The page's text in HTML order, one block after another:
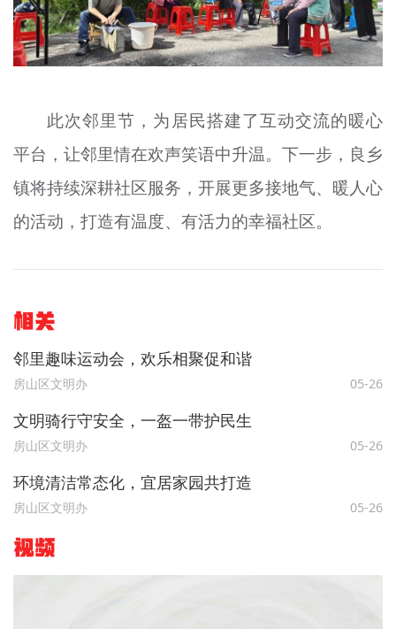
此次邻里节，为居民搭建了互动交流的暖心
平台，让邻里情在欢声笑语中升温。下一步，良乡
镇将持续深耕社区服务，开展更多接地气、暖人心
的活动，打造有温度、有活力的幸福社区。
相关
邻里趣味运动会，欢乐相聚促和谐
房山区文明办 05-26
文明骑行守安全，一盔一带护民生
房山区文明办 05-26
环境清洁常态化，宜居家园共打造
房山区文明办 05-26
视频